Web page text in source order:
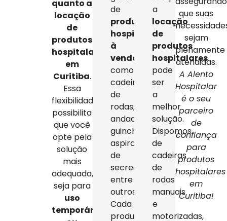
quanto a
locação
de
produtos
hospitalares
em
Curitiba.
Essa
flexibilidade
possibilita
que você
opte pela
solução
mais
adequada,
seja para
uso
temporário
de
produtos
hospitalares
à
venda
como
cadeiras
de
rodas,
andadores,
guinchos,
aspiradores
de
secreção,
entre
outros.
Cada
produto
a
locação
de
produtos
hospitalares
pode
ser
a
melhor
solução.
Dispomos
de
cadeiras
de
rodas
manuais
e
motorizadas,
que suas
sejam
plenamente
atendidas.
A Alento
Hospitalar
é o seu
parceiro
de
confiança
para
produtos
hospitalares
em
Curitiba!